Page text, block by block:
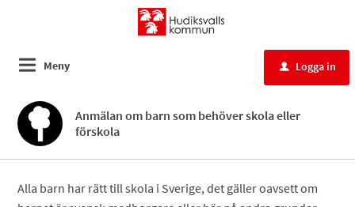
Meny u Logga in
Anmälan om barn som behöver skola eller
förskola
Alla barn har rätt till skola i Sverige, det gäller oavsett om